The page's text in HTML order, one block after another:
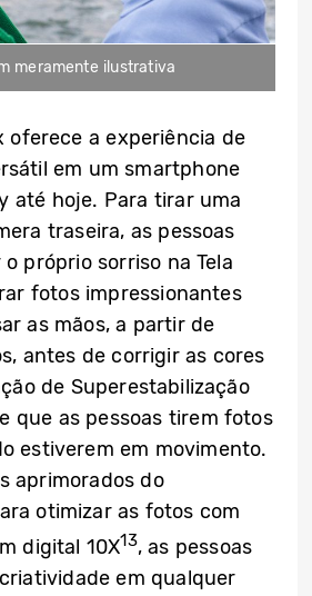
meramente ilustrativa
oferece a experiência de
em um smartphone
até hoje. Para tirar uma
traseira, as pessoas
próprio sorriso na Tela
fotos impressionantes
as mãos, a partir de
antes de corrigir as cores
de Superestabilização
que as pessoas tirem fotos
estiverem em movimento.
aprimorados do
otimizar as fotos com
digital 10X13, as pessoas
em qualquer